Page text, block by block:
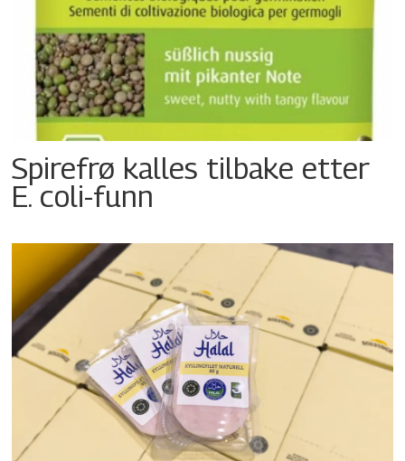
Spirefrø kalles tilbake etter
E. coli-funn